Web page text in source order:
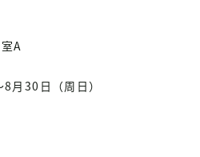
A
月30日（周日）